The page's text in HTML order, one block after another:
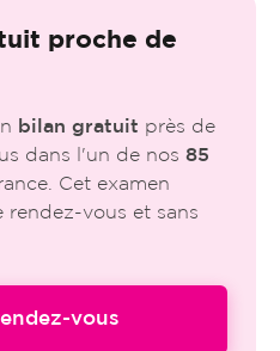
proche de
bilan gratuit près de
dans l'un de nos 85
Cet examen
rendez-vous et sans
vous